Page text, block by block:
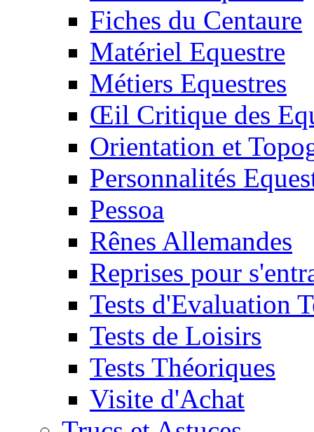
Fiches du Centaure
Matériel Equestre
Métiers Equestres
Œil Critique des
Orientation et
Personnalités
Pessoa
Rênes Allemandes
Reprises pour
Tests d'Evaluation
Tests de Loisirs
Tests Théoriques
Visite d'Achat